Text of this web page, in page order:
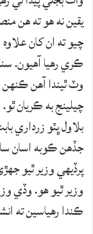
يقين نه هو ته هن
چيو ته ان کان
ڪري رهيا آهيون.
وٽ ٿيندا آهن
چيلينج به ڪريان
بلاول ڀٽو زرداري
جڏهن ڪوبه اسان
پرڏيهي وزير ٿيو
وزير ٿيو هو. وڏي
ڪندا رهياسين ته